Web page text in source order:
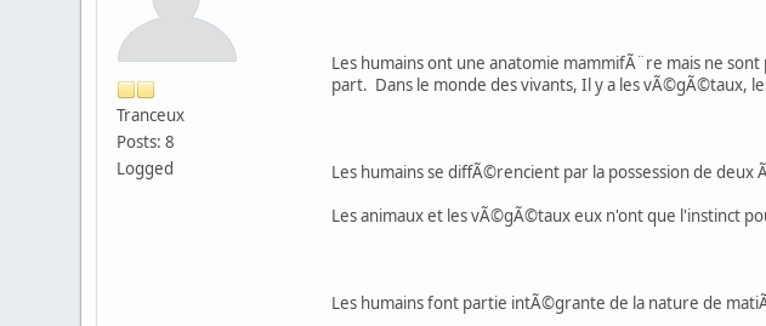
Tranceux
Posts: 8
Logged
Les humains ont une anatomie mammifÃ¨re mais ne
part. Dans le monde des vivants, Il y a les vÃ©gÃ©taux,
Les humains se diffÃ©rencient par la possession de
Les animaux et les vÃ©gÃ©taux eux n'ont que l'instinct
Les humains font partie intÃ©grante de la nature de